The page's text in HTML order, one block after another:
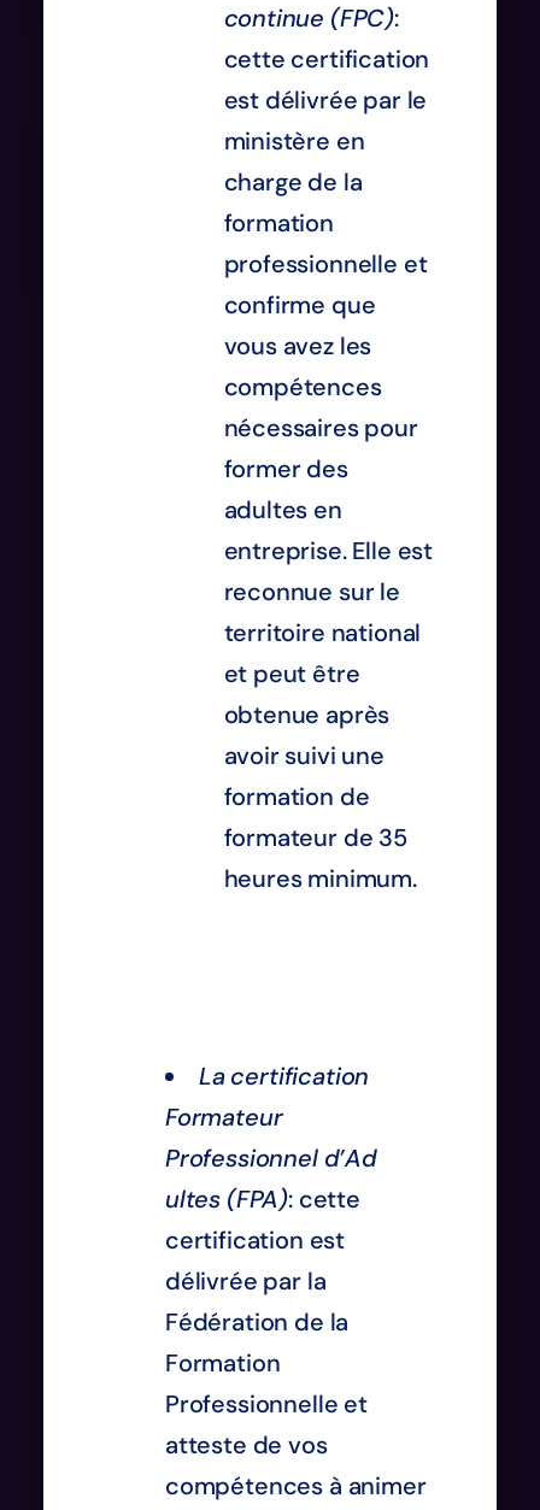
continue (FPC):
cette certification
est délivrée par le
ministère en
charge de la
formation
professionnelle et
confirme que
vous avez les
compétences
nécessaires pour
former des
adultes en
entreprise. Elle est
reconnue sur le
territoire national
et peut être
obtenue après
avoir suivi une
formation de
formateur de 35
heures minimum.
La certification
Formateur
Professionnel d’Ad
ultes (FPA): cette
certification est
délivrée par la
Fédération de la
Formation
Professionnelle et
atteste de vos
compétences à animer